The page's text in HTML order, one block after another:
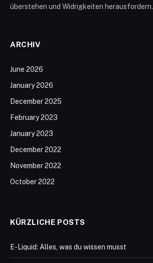
überstehen und Widrigkeiten herausfordern.
ARCHIV
June 2026
January 2026
December 2025
February 2023
January 2023
December 2022
November 2022
October 2022
KÜRZLICHE POSTS
E-Liquid: Alles, was du wissen musst